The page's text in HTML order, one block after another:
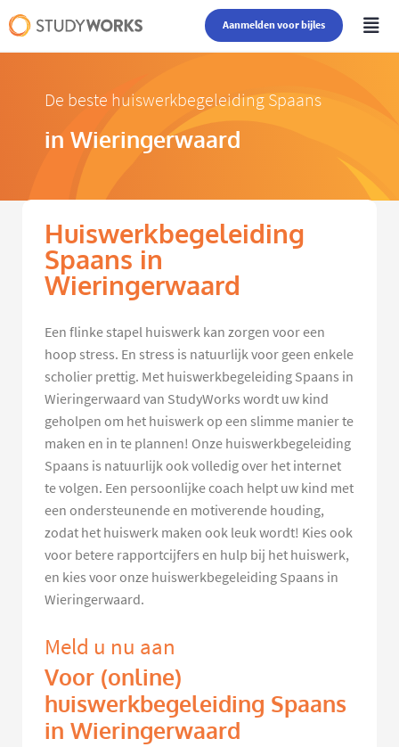
Aanmelden voor bijles
De beste huiswerkbegeleiding Spaans
in Wieringerwaard
Huiswerkbegeleiding
Spaans in
Wieringerwaard
Een flinke stapel huiswerk kan zorgen voor een
hoop stress. En stress is natuurlijk voor geen enkele
scholier prettig. Met huiswerkbegeleiding Spaans in
Wieringerwaard van StudyWorks wordt uw kind
geholpen om het huiswerk op een slimme manier te
maken en in te plannen! Onze huiswerkbegeleiding
Spaans is natuurlijk ook volledig over het internet
te volgen. Een persoonlijke coach helpt uw kind met
een ondersteunende en motiverende houding,
zodat het huiswerk maken ook leuk wordt! Kies ook
voor betere rapportcijfers en hulp bij het huiswerk,
en kies voor onze huiswerkbegeleiding Spaans in
Wieringerwaard.
Meld u nu aan
Voor (online)
huiswerkbegeleiding Spaans
in Wieringerwaard